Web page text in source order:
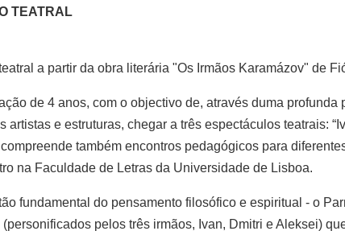
TEATRAL
a partir da obra literária "Os Irmãos Karamázov" de
de 4 anos, com o objectivo de, através duma profunda
e estruturas, chegar a três espectáculos teatrais:
também encontros pedagógicos para
na Faculdade de Letras da Universidade de Lisboa.
fundamental do pensamento filosófico e espiritual - o
pelos três irmãos, Ivan, Dmitri e Aleksei)